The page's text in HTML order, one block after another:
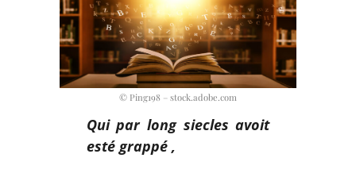
© Ping198 – stock.adobe.com
Qui par long siecles avoit
esté grappé ,